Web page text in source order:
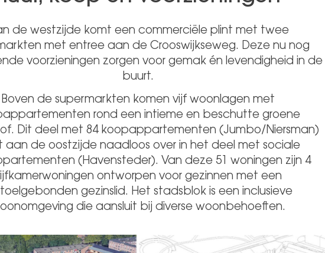
de westzijde komt een commerciële plint met twee
met entree aan de Crooswijkseweg. Deze nu nog
voorzieningen zorgen voor gemak én levendigheid in de
buurt.
Boven de supermarkten komen vijf woonlagen met
rond een intieme en beschutte groene
Dit deel met 84 koopappartementen (Jumbo/Niersman)
aan de oostzijde naadloos over in het deel met sociale
(Havensteder). Van deze 51 woningen zijn 4
ontworpen voor gezinnen met een
gezinslid. Het stadsblok is een inclusieve
die aansluit bij diverse woonbehoeften.